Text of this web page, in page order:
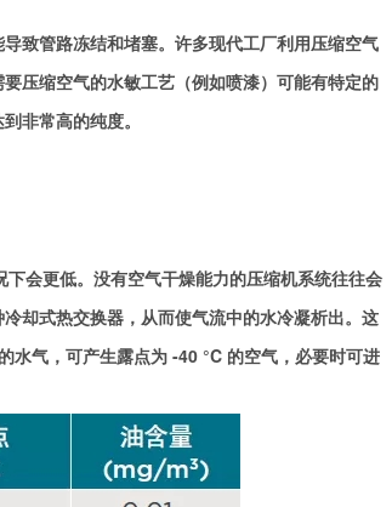
致管路冻结和堵塞。许多现代工厂利用压缩空气
压缩空气的水敏工艺（例如喷漆）可能有特定的
非常高的纯度。
会更低。没有空气干燥能力的压缩机系统往往会
却式热交换器，从而使气流中的水冷凝析出。这
水气，可产生露点为 -40 °C 的空气，必要时可进